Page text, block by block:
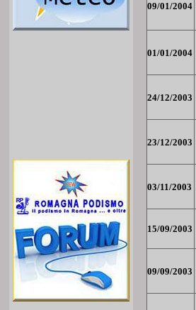
09/01/2004
01/01/2004
24/12/2003
23/12/2003
03/11/2003
15/09/2003
09/09/2003